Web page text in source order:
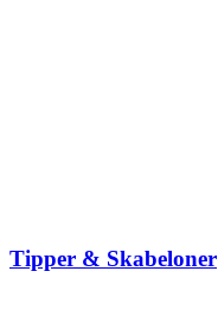
Tipper & Skabeloner